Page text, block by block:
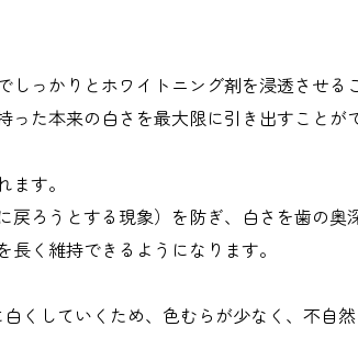
っかりとホワイトニング剤を浸透させ
った本来の白さを最大限に引き出すことが
す。
戻ろうとする現象）を防ぎ、白さを歯の
く維持できるようになります。
くしていくため、色むらが少なく、不自